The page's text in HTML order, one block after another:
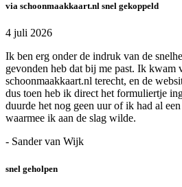
via schoonmaakkaart.nl snel gekoppeld
4 juli 2026
Ik ben erg onder de indruk van de
gevonden heb dat bij me past. Ik kwam
schoonmaakkaart.nl terecht, en de
dus toen heb ik direct het formuliertje
duurde het nog geen uur of ik had al
waarmee ik aan de slag wilde.
- Sander van Wijk
snel geholpen